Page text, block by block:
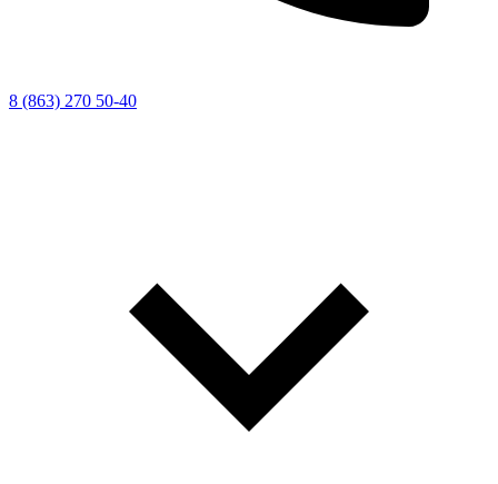
8 (863) 270 50-40